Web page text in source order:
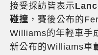
接受採訪皆表示
碰撞 ，賽後公布的
Williams的年輕車手
新公布的Williams車